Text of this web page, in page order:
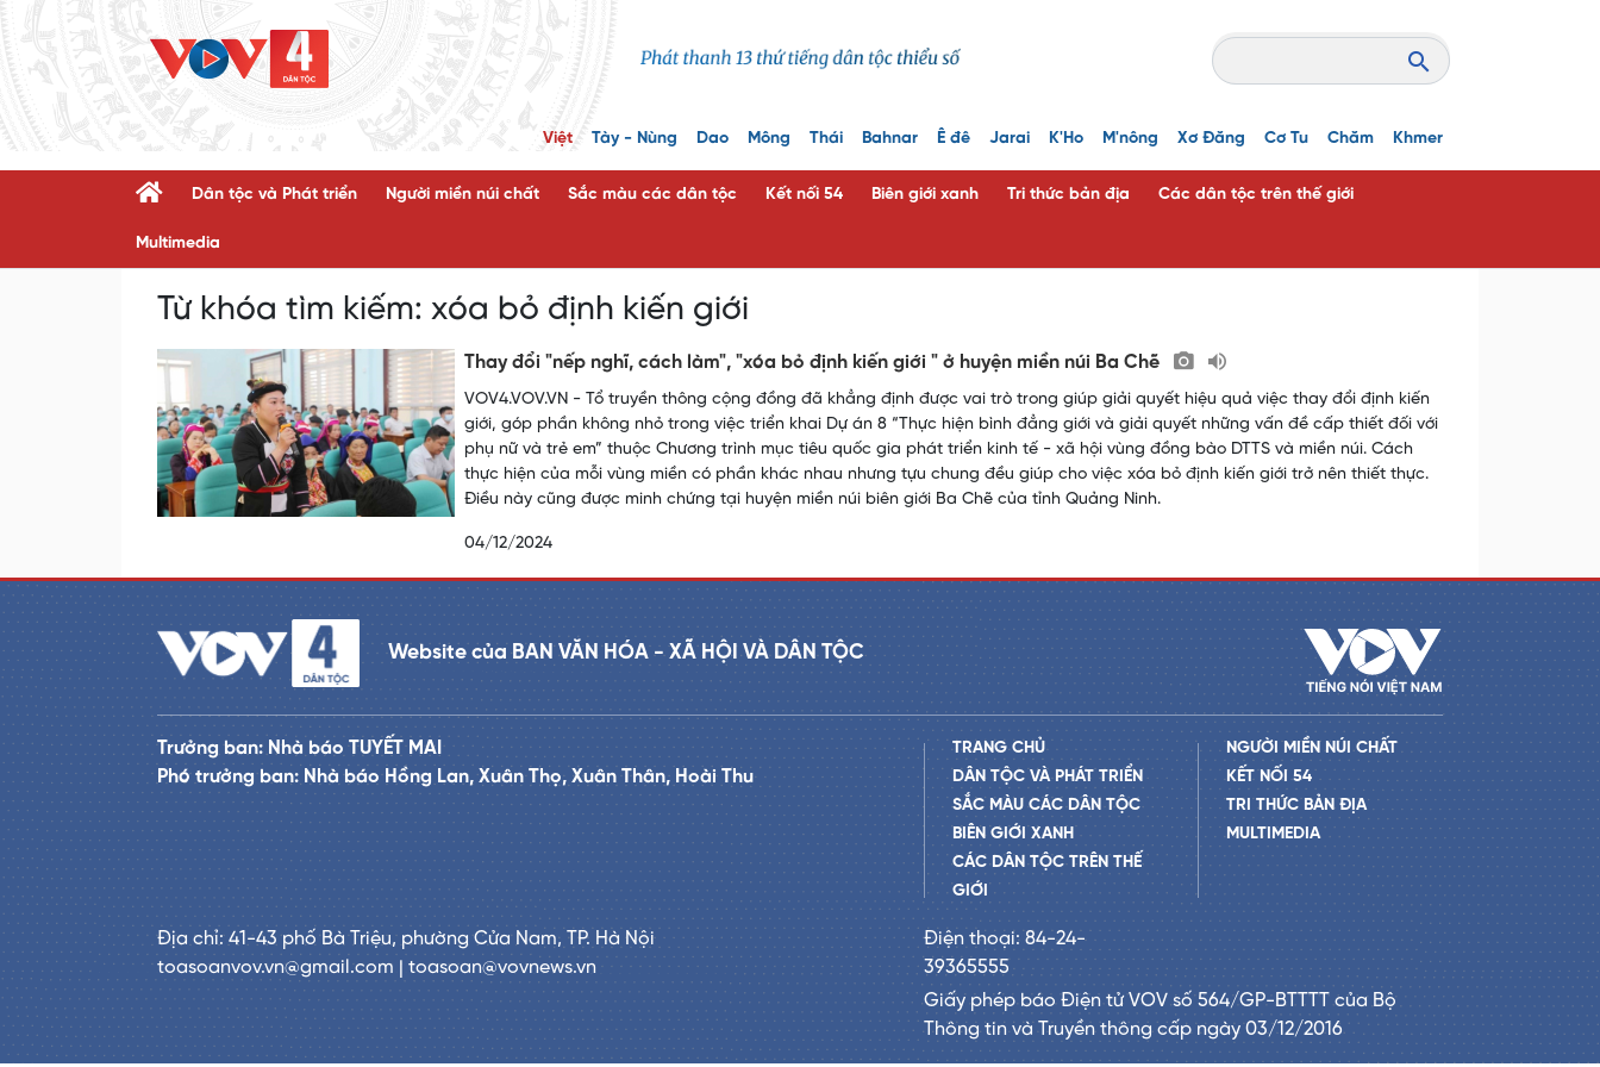
Việt Tày - Nùng Dao Mông Thái Bahnar Ê đê Jarai K'Ho M'nông Xơ Đăng Cơ Tu Chăm Khmer
Dân tộc và Phát triển Người miền núi chất Sắc màu các dân tộc Kết nối 54 Biên giới xanh Tri thức bản địa Các dân tộc trên thế giới
Multimedia
Từ khóa tìm kiếm: xóa bỏ định kiến giới
Thay đổi "nếp nghĩ, cách làm", "xóa bỏ định kiến giới " ở huyện miền núi Ba Chẽ
VOV4.VOV.VN - Tổ truyền thông cộng đồng đã khẳng định được vai trò trong giúp giải quyết hiệu quả việc thay đổi định kiến
giới, góp phần không nhỏ trong việc triển khai Dự án 8 “Thực hiện bình đẳng giới và giải quyết những vấn đề cấp thiết đối với
phụ nữ và trẻ em” thuộc Chương trình mục tiêu quốc gia phát triển kinh tế - xã hội vùng đồng bào DTTS và miền núi. Cách
thực hiện của mỗi vùng miền có phần khác nhau nhưng tựu chung đều giúp cho việc xóa bỏ định kiến giới trở nên thiết thực.
Điều này cũng được minh chứng tại huyện miền núi biên giới Ba Chẽ của tỉnh Quảng Ninh.
04/12/2024
Website của BAN VĂN HÓA - XÃ HỘI VÀ DÂN TỘC
Trưởng ban: Nhà báo TUYẾT MAI
Phó trưởng ban: Nhà báo Hồng Lan, Xuân Thọ, Xuân Thân, Hoài Thu
TRANG CHỦ
DÂN TỘC VÀ PHÁT TRIỂN
SẮC MÀU CÁC DÂN TỘC
BIÊN GIỚI XANH
CÁC DÂN TỘC TRÊN THẾ
GIỚI
NGƯỜI MIỀN NÚI CHẤT
KẾT NỐI 54
TRI THỨC BẢN ĐỊA
MULTIMEDIA
Địa chỉ: 41-43 phố Bà Triệu, phường Cửa Nam, TP. Hà Nội
toasoanvov.vn@gmail.com | toasoan@vovnews.vn
Điện thoại: 84-24-
39365555
Giấy phép báo Điện tử VOV số 564/GP-BTTTT của Bộ
Thông tin và Truyền thông cấp ngày 03/12/2016